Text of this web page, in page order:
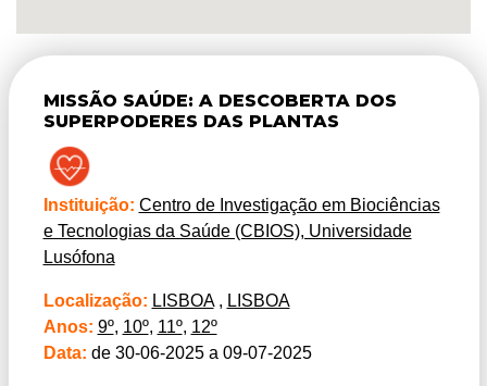
MISSÃO SAÚDE: A DESCOBERTA DOS
SUPERPODERES DAS PLANTAS
Instituição: Centro de Investigação em Biociências
e Tecnologias da Saúde (CBIOS), Universidade
Lusófona
Localização: LISBOA, LISBOA
Anos: 9º, 10º, 11º, 12º
Data: de 30-06-2025 a 09-07-2025